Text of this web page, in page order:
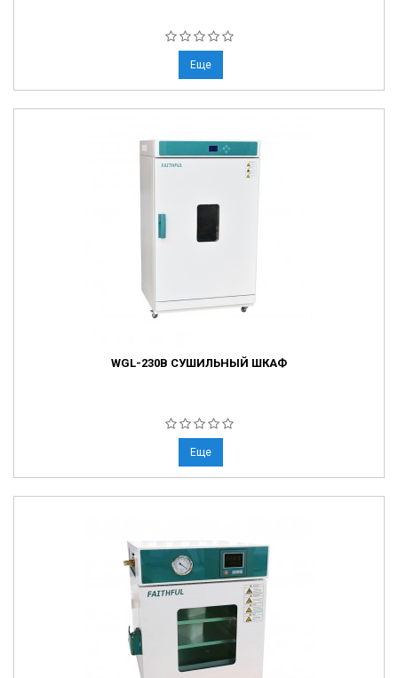
Еще
WGL-230B СУШИЛЬНЫЙ ШКАФ
Еще